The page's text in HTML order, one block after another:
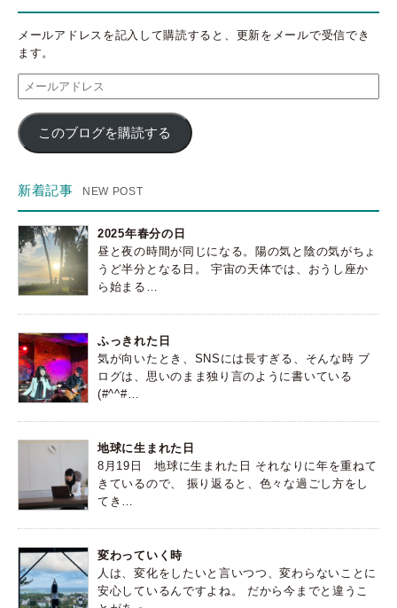
メールアドレスを記入して購読すると、更新をメールで受信でき
ます。
ー
ル
ア
ド
ス
このブログを購読する
新着記事
2025年春分の日
昼と夜の時間が同じになる。陽の気と陰の気がちょ
うど半分となる日。 宇宙の天体では、おうし座か
ら始まる…
ふっきれた日
気が向いたとき、SNSには長すぎる、そんな時 ブ
ログは、思いのまま独り言のように書いている
(#^^#…
地球に生まれた日
8月19日 地球に生まれた日 それなりに年を重ねて
きているので、 振り返ると、色々な過ごし方をし
てき…
変わっていく時
人は、変化をしたいと言いつつ、変わらないことに
安心しているんですよね。 だから今までと違うこ